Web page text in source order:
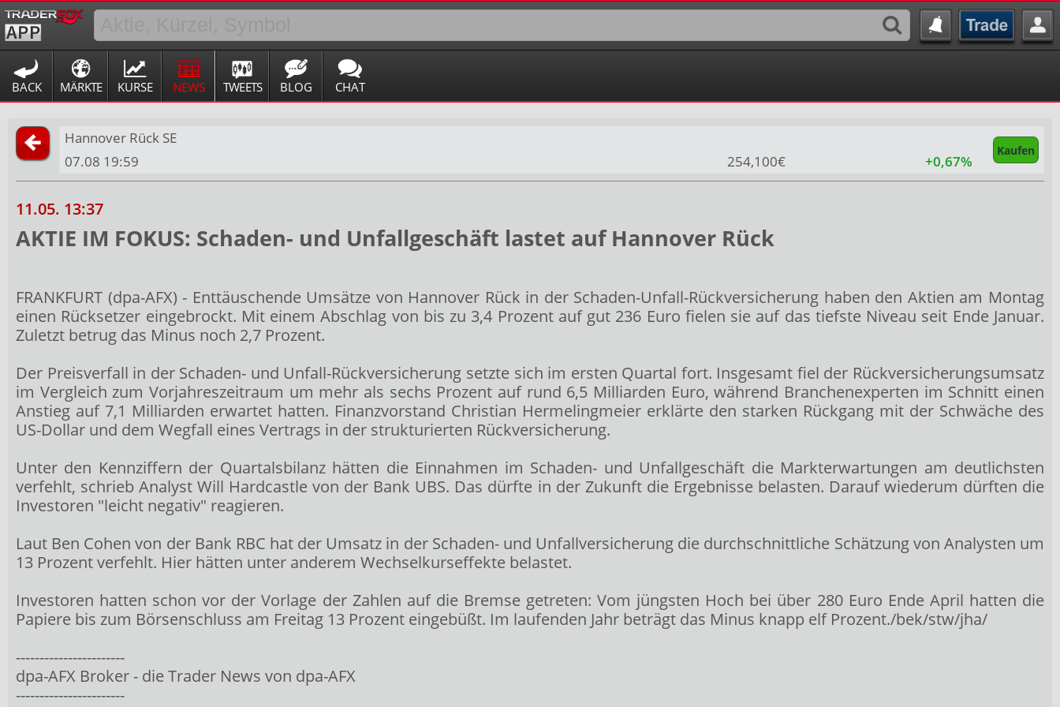
BACK MÄRKTE KURSE NEWS TWEETS BLOG CHAT
Hannover Rück SE
Kaufen
07.08 19:59 254,100€ +0,67%
11.05. 13:37
AKTIE IM FOKUS: Schaden- und Unfallgeschäft lastet auf Hannover Rück
FRANKFURT (dpa-AFX) - Enttäuschende Umsätze von Hannover Rück in der Schaden-Unfall-Rückversicherung haben den Aktien am Montag
einen Rücksetzer eingebrockt. Mit einem Abschlag von bis zu 3,4 Prozent auf gut 236 Euro fielen sie auf das tiefste Niveau seit Ende Januar.
Zuletzt betrug das Minus noch 2,7 Prozent.
Der Preisverfall in der Schaden- und Unfall-Rückversicherung setzte sich im ersten Quartal fort. Insgesamt fiel der Rückversicherungsumsatz
im Vergleich zum Vorjahreszeitraum um mehr als sechs Prozent auf rund 6,5 Milliarden Euro, während Branchenexperten im Schnitt einen
Anstieg auf 7,1 Milliarden erwartet hatten. Finanzvorstand Christian Hermelingmeier erklärte den starken Rückgang mit der Schwäche des
US-Dollar und dem Wegfall eines Vertrags in der strukturierten Rückversicherung.
Unter den Kennziffern der Quartalsbilanz hätten die Einnahmen im Schaden- und Unfallgeschäft die Markterwartungen am deutlichsten
verfehlt, schrieb Analyst Will Hardcastle von der Bank UBS. Das dürfte in der Zukunft die Ergebnisse belasten. Darauf wiederum dürften die
Investoren "leicht negativ" reagieren.
Laut Ben Cohen von der Bank RBC hat der Umsatz in der Schaden- und Unfallversicherung die durchschnittliche Schätzung von Analysten um
13 Prozent verfehlt. Hier hätten unter anderem Wechselkurseffekte belastet.
Investoren hatten schon vor der Vorlage der Zahlen auf die Bremse getreten: Vom jüngsten Hoch bei über 280 Euro Ende April hatten die
Papiere bis zum Börsenschluss am Freitag 13 Prozent eingebüßt. Im laufenden Jahr beträgt das Minus knapp elf Prozent./bek/stw/jha/
-----------------------
dpa-AFX Broker - die Trader News von dpa-AFX
-----------------------